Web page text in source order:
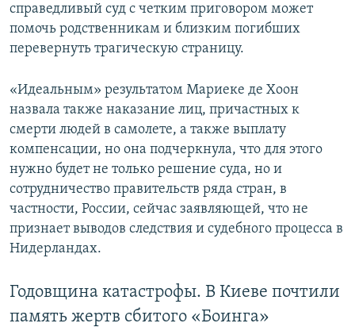
справедливый суд с четким приговором может
помочь родственникам и близким погибших
перевернуть трагическую страницу.
«Идеальным» результатом Мариеке де Хоон
назвала также наказание лиц, причастных к
смерти людей в самолете, а также выплату
компенсации, но она подчеркнула, что для этого
нужно будет не только решение суда, но и
сотрудничество правительств ряда стран, в
частности, России, сейчас заявляющей, что не
признает выводов следствия и судебного процесса в
Нидерландах.
Годовщина катастрофы. В Киеве почтили
память жертв сбитого «Боинга»